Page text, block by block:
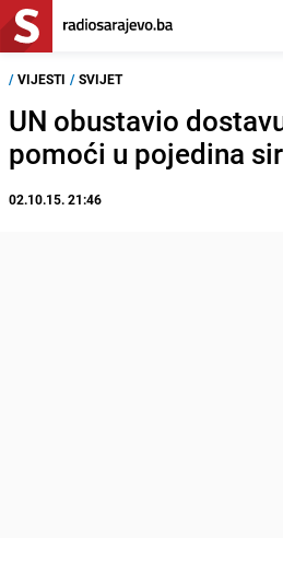
/ VIJESTI / SVIJET
UN obustavio
pomoći u pojedina
02.10.15. 21:46